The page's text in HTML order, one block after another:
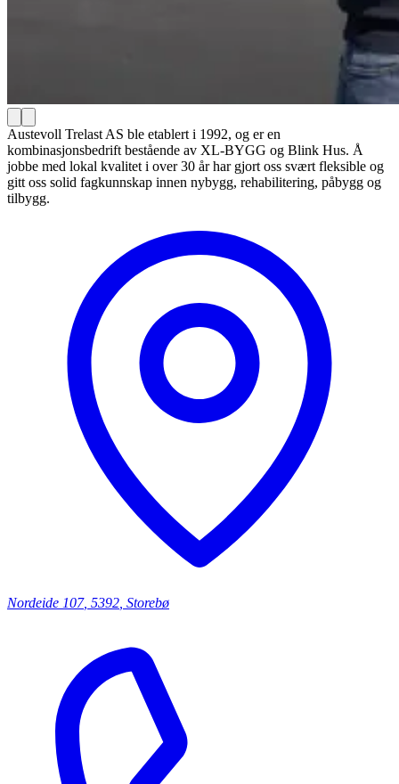
Austevoll Trelast AS ble etablert i 1992, og er en
kombinasjonsbedrift bestående av XL-BYGG og Blink Hus. Å
jobbe med lokal kvalitet i over 30 år har gjort oss svært fleksible og
gitt oss solid fagkunnskap innen nybygg, rehabilitering, påbygg og
tilbygg.
Nordeide 107, 5392 Storebø